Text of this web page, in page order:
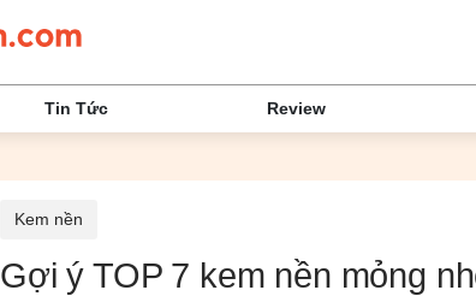
Tin Tức Review
Kem nền
Gợi ý TOP 7 kem nền mỏng